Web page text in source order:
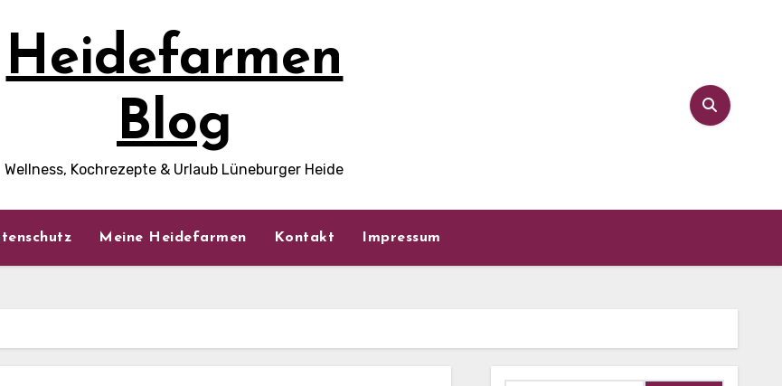
Heidefarmen
Blog
Wellness, Kochrezepte & Urlaub Lüneburger Heide
Meine Heidefarmen Kontakt Impressum